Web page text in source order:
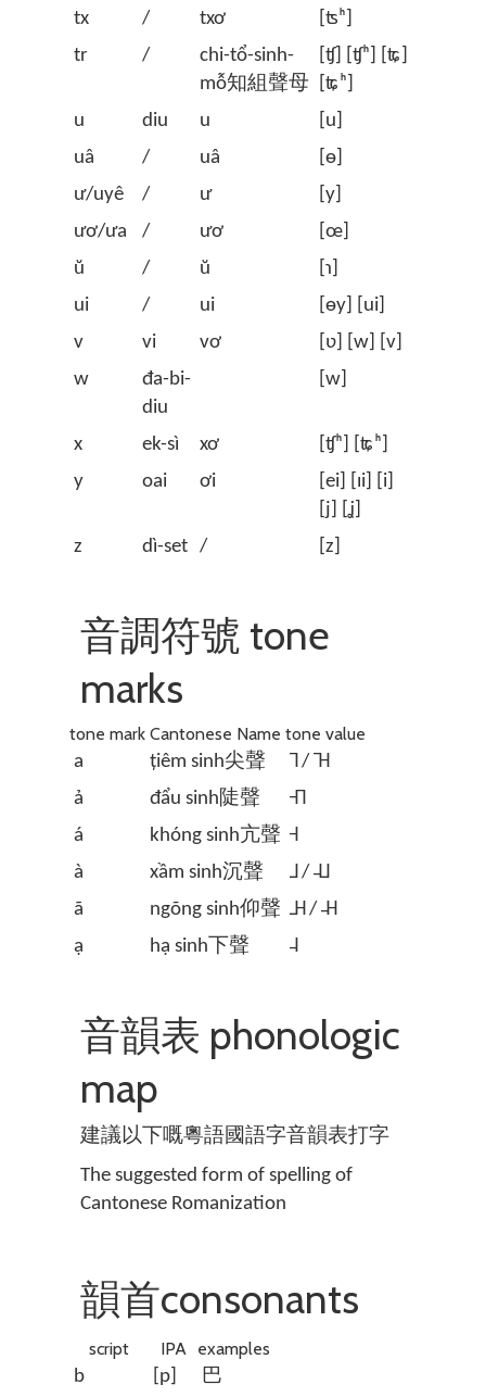
tx / txơ
[ʦʰ]
tr
/
chi-tổ-sinh-
mỗ知組聲母
[ʧ] [ʧʰ] [ʨ]
[ʨʰ]
u
diu u
[u]
uâ
/ uâ
[ɵ]
ư/uyê
/ ư
[y]
ươ/ưa
/ ươ
[œ]
ŭ
/ ŭ
[ɿ]
ui
/ ui
[ɵy] [ui]
v
vi vơ
[ʋ] [w] [v]
w
đa-bi-
diu
[w]
x ek-sì xơ
[ʧʰ] [ʨʰ]
y
oai ơi
[ei] [ɪi] [i]
[j] [ʝ]
z
dì-set / [z]
音調符號 tone
marks
tone mark Cantonese Name tone value
a
țiêm sinh尖聲
˥ / ˥˧
ả
đẩu sinh陡聲
˧˥
á
khóng sinh亢聲 ˧
à
xầm sinh沉聲
˩ / ˨˩
ã
ngõng sinh仰聲 ˩˧ / ˨˧
ạ
hạ sinh下聲 ˨
音韻表 phonologic
map
建議以下嘅粵語國語字音韻表打字
The suggested form of spelling of
Cantonese Romanization
韻首consonants
script IPA
examples
b
[p]
巴